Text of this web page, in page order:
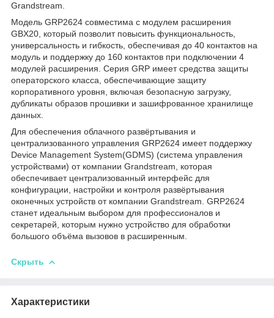
Grandstream.
Модель GRP2624 совместима с модулем расширения
GBX20, который позволит повысить функциональность,
универсальность и гибкость, обеспечивая до 40 контактов на
модуль и поддержку до 160 контактов при подключении 4
модулей расширения. Серия GRP имеет средства защиты
операторского класса, обеспечивающие защиту
корпоративного уровня, включая безопасную загрузку,
дубликаты образов прошивки и зашифрованное хранилище
данных.
Для обеспечения облачного развёртывания и
централизованного управления GRP2624 имеет поддержку
Device Management System(GDMS) (система управления
устройствами) от компании Grandstream, которая
обеспечивает централизованный интерфейс для
конфигурации, настройки и контроля развёртывания
оконечных устройств от компании Grandstream. GRP2624
станет идеальным выбором для профессионалов и
секретарей, которым нужно устройство для обработки
большого объёма вызовов в расширенным.
Скрыть
Характеристики